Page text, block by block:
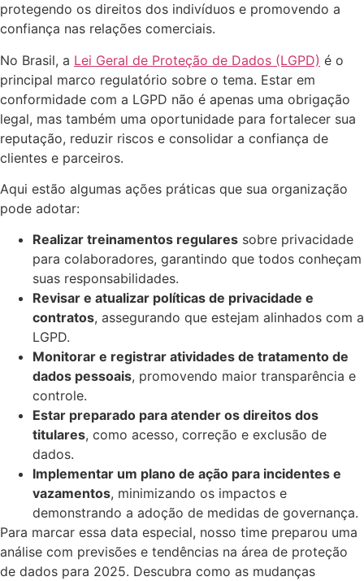
protegendo os direitos dos indivíduos e promovendo a
confiança nas relações comerciais.
No Brasil, a Lei Geral de Proteção de Dados (LGPD) é o
principal marco regulatório sobre o tema. Estar em
conformidade com a LGPD não é apenas uma obrigação
legal, mas também uma oportunidade para fortalecer sua
reputação, reduzir riscos e consolidar a confiança de
clientes e parceiros.
Aqui estão algumas ações práticas que sua organização
pode adotar:
Realizar treinamentos regulares sobre privacidade
para colaboradores, garantindo que todos conheçam
suas responsabilidades.
Revisar e atualizar políticas de privacidade e
contratos, assegurando que estejam alinhados com a
LGPD.
Monitorar e registrar atividades de tratamento de
dados pessoais, promovendo maior transparência e
controle.
Estar preparado para atender os direitos dos
titulares, como acesso, correção e exclusão de
dados.
Implementar um plano de ação para incidentes e
vazamentos, minimizando os impactos e
demonstrando a adoção de medidas de governança.
Para marcar essa data especial, nosso time preparou uma
análise com previsões e tendências na área de proteção
de dados para 2025. Descubra como as mudanças